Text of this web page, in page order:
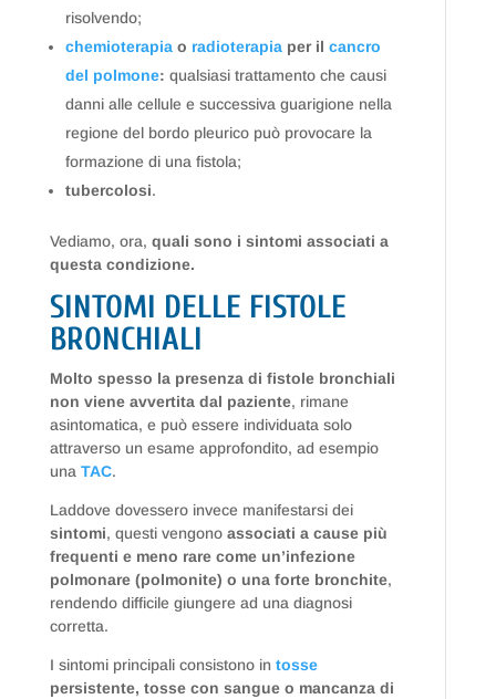
risolvendo;
chemioterapiao radioterapiaper il cancro
del polmone: qualsiasi trattamento che causi
danni alle cellule e successiva guarigione nella
regione del bordo pleurico può provocare la
formazione di una fistola;
tubercolosi.
Vediamo, ora, quali sono i sintomi associati a
questa condizione.
SINTOMI DELLE FISTOLE
BRONCHIALI
Molto spesso la presenza di fistole bronchiali
non viene avvertita dal paziente, rimane
asintomatica, e può essere individuata solo
attraverso un esame approfondito, ad esempio
una TAC.
Laddove dovessero invece manifestarsi dei
sintomi, questi vengono associati a cause più
frequenti e meno rare come un’infezione
polmonare (polmonite) o una forte bronchite,
rendendo difficile giungere ad una diagnosi
corretta.
I sintomi principali consistono in tosse
persistente, tosse con sangue o mancanza di